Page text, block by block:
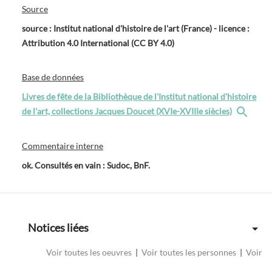
Source
source : Institut national d'histoire de l'art (France) - licence :
Attribution 4.0 International (CC BY 4.0)
Base de données
Livres de fête de la Bibliothèque de l'Institut national d'histoire
de l'art, collections Jacques Doucet (XVIe-XVIIIe siècles)
Commentaire interne
ok. Consultés en vain : Sudoc, BnF.
Notices liées
Voir toutes les oeuvres | Voir toutes les personnes | Voir